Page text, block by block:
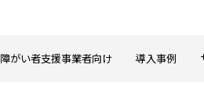
障がい者支援事業者向け 導入事例